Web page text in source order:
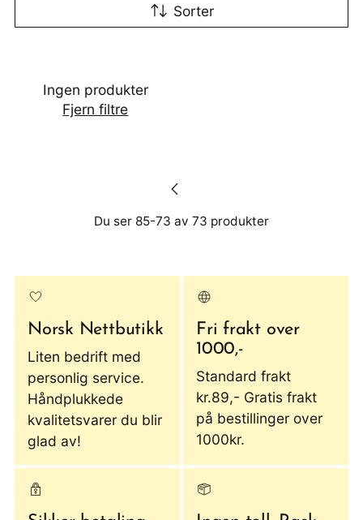
Sorter
Ingen produkter
Fjern filtre
Du ser 85-73 av 73 produkter
Norsk Nettbutikk
Liten bedrift med
personlig service.
Håndplukkede
kvalitetsvarer du blir
glad av!
Fri frakt over
1000,-
Standard frakt
kr.89,- Gratis frakt
på bestillinger over
1000kr.